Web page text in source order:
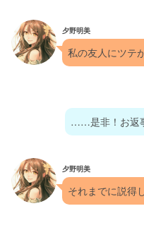
夕野明美
私の友人にツテ
……是非！お返
夕野明美
それまでに説